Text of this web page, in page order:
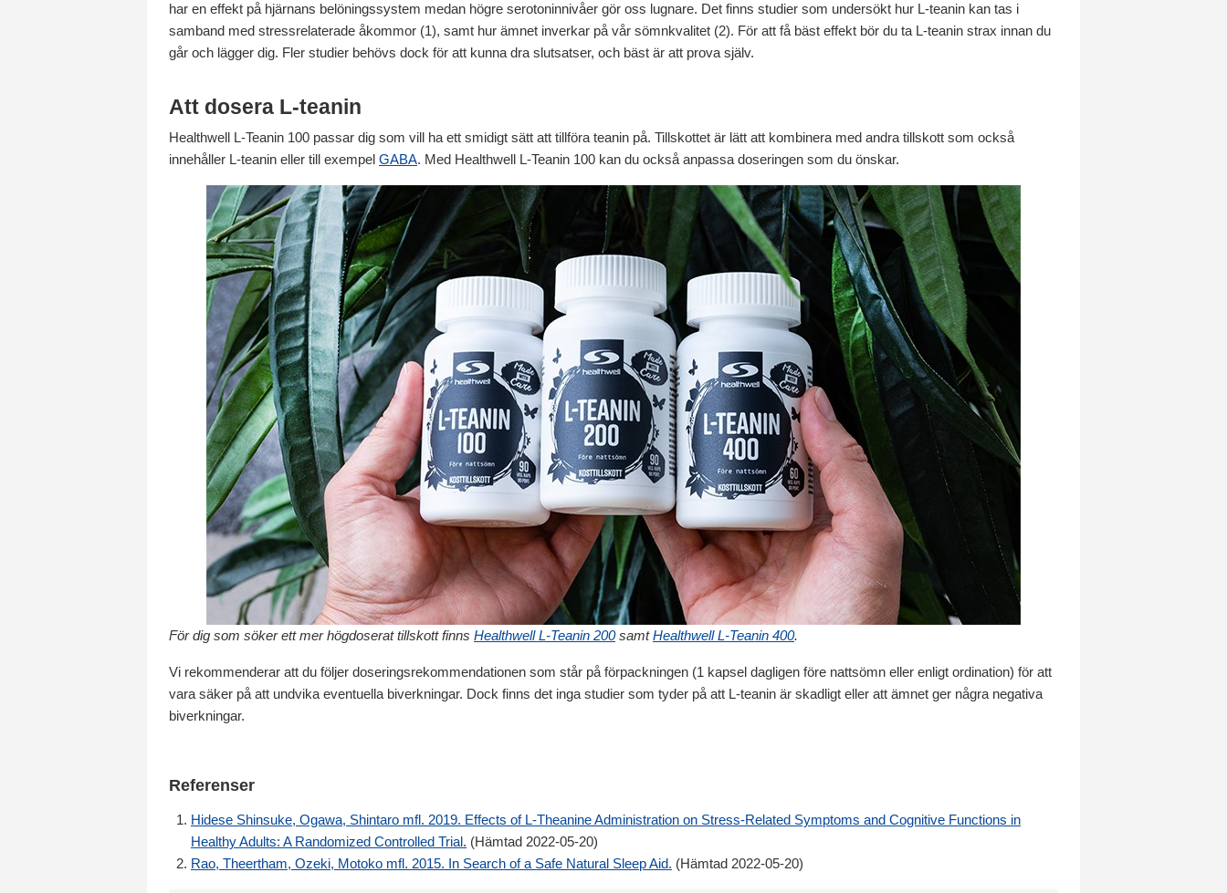
har en effekt på hjärnans belöningssystem medan högre serotoninnivåer gör oss lugnare. Det finns studier som undersökt hur L-teanin kan tas i
samband med stressrelaterade åkommor (1), samt hur ämnet inverkar på vår sömnkvalitet (2). För att få bäst effekt bör du ta L-teanin strax innan du
går och lägger dig. Fler studier behövs dock för att kunna dra slutsatser, och bäst är att prova själv.
Att dosera L-teanin
Healthwell L-Teanin 100 passar dig som vill ha ett smidigt sätt att tillföra teanin på. Tillskottet är lätt att kombinera med andra tillskott som också
innehåller L-teanin eller till exempel GABA. Med Healthwell L-Teanin 100 kan du också anpassa doseringen som du önskar.
För dig som söker ett mer högdoserat tillskott finns Healthwell L-Teanin 200samtHealthwell L-Teanin 400.
Vi rekommenderar att du följer doseringsrekommendationen som står på förpackningen (1 kapsel dagligen före nattsömn eller enligt ordination) för att
vara säker på att undvika eventuella biverkningar. Dock finns det inga studier som tyder på att L-teanin är skadligt eller att ämnet ger några negativa
biverkningar.
Referenser
Hidese Shinsuke, Ogawa, Shintaro mfl. 2019. Effects of L-Theanine Administration on Stress-Related Symptoms and Cognitive Functions in
Healthy Adults: A Randomized Controlled Trial. (Hämtad 2022-05-20)
Rao, Theertham, Ozeki, Motoko mfl. 2015. In Search of a Safe Natural Sleep Aid. (Hämtad 2022-05-20)